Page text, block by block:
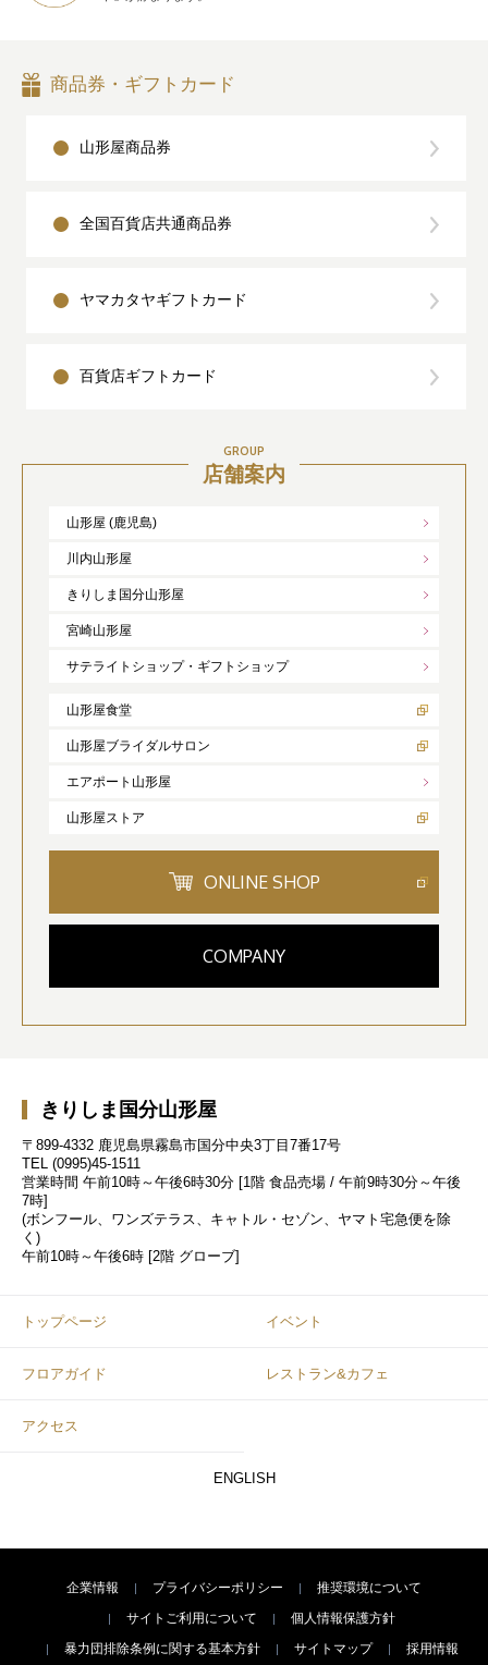
商品券・ギフトカード
山形屋商品券
全国百貨店共通商品券
ヤマカタヤギフトカード
百貨店ギフトカード
GROUP
店舗案内
山形屋 (鹿児島)
川内山形屋
きりしま国分山形屋
宮崎山形屋
サテライトショップ・ギフトショップ
山形屋食堂
山形屋ブライダルサロン
エアポート山形屋
山形屋ストア
ONLINE SHOP
COMPANY
きりしま国分山形屋
〒899-4332 鹿児島県霧島市国分中央3丁目7番17号
TEL (0995)45-1511
営業時間 午前10時～午後6時30分 [1階 食品売場 / 午前9時30分～午後
7時]
(ボンフール、ワンズテラス、キャトル・セゾン、ヤマト宅急便を除
く)
午前10時～午後6時 [2階 グローブ]
トップページ イベント
フロアガイド レストラン&カフェ
アクセス
ENGLISH
企業情報 プライバシーポリシー
推奨環境について
サイトご利用について
個人情報保護方針
暴力団排除条例に関する基本方針
サイトマップ 採用情報